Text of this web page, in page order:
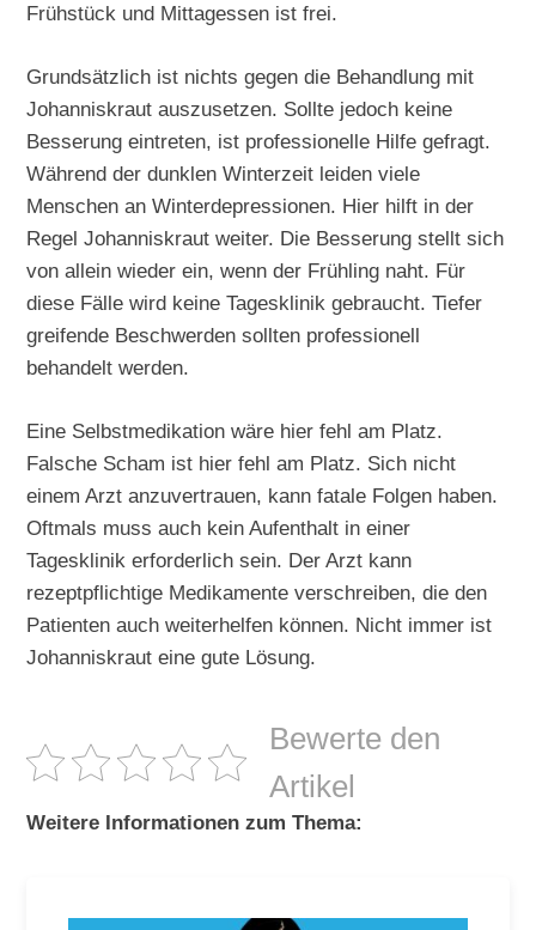
Frühstück und Mittagessen ist frei.
Grundsätzlich ist nichts gegen die Behandlung mit
Johanniskraut auszusetzen. Sollte jedoch keine
Besserung eintreten, ist professionelle Hilfe gefragt.
Während der dunklen Winterzeit leiden viele
Menschen an Winterdepressionen. Hier hilft in der
Regel Johanniskraut weiter. Die Besserung stellt sich
von allein wieder ein, wenn der Frühling naht. Für
diese Fälle wird keine Tagesklinik gebraucht. Tiefer
greifende Beschwerden sollten professionell
behandelt werden.
Eine Selbstmedikation wäre hier fehl am Platz.
Falsche Scham ist hier fehl am Platz. Sich nicht
einem Arzt anzuvertrauen, kann fatale Folgen haben.
Oftmals muss auch kein Aufenthalt in einer
Tagesklinik erforderlich sein. Der Arzt kann
rezeptpflichtige Medikamente verschreiben, die den
Patienten auch weiterhelfen können. Nicht immer ist
Johanniskraut eine gute Lösung.
Bewerte den
Artikel
Weitere Informationen zum Thema: